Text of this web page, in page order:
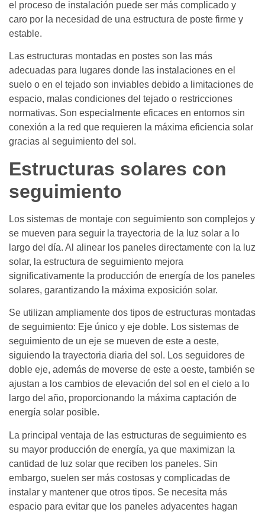
el proceso de instalación puede ser más complicado y
caro por la necesidad de una estructura de poste firme y
estable.
Las estructuras montadas en postes son las más
adecuadas para lugares donde las instalaciones en el
suelo o en el tejado son inviables debido a limitaciones de
espacio, malas condiciones del tejado o restricciones
normativas. Son especialmente eficaces en entornos sin
conexión a la red que requieren la máxima eficiencia solar
gracias al seguimiento del sol.
Estructuras solares con
seguimiento
Los sistemas de montaje con seguimiento son complejos y
se mueven para seguir la trayectoria de la luz solar a lo
largo del día. Al alinear los paneles directamente con la luz
solar, la estructura de seguimiento mejora
significativamente la producción de energía de los paneles
solares, garantizando la máxima exposición solar.
Se utilizan ampliamente dos tipos de estructuras montadas
de seguimiento: Eje único y eje doble. Los sistemas de
seguimiento de un eje se mueven de este a oeste,
siguiendo la trayectoria diaria del sol. Los seguidores de
doble eje, además de moverse de este a oeste, también se
ajustan a los cambios de elevación del sol en el cielo a lo
largo del año, proporcionando la máxima captación de
energía solar posible.
La principal ventaja de las estructuras de seguimiento es
su mayor producción de energía, ya que maximizan la
cantidad de luz solar que reciben los paneles. Sin
embargo, suelen ser más costosas y complicadas de
instalar y mantener que otros tipos. Se necesita más
espacio para evitar que los paneles adyacentes hagan